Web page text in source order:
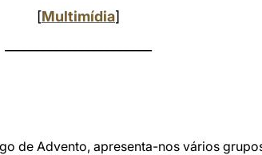
[Multimídia]
de Advento, apresenta-nos vários